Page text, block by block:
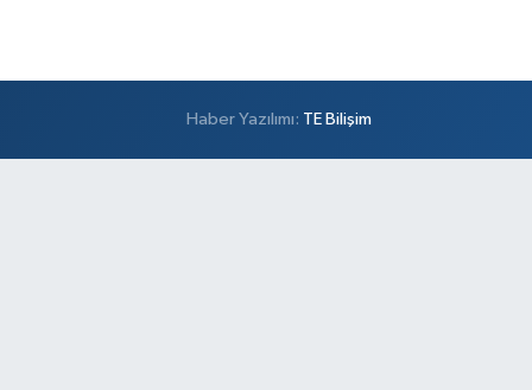
Haber Yazılımı: TE Bilişim